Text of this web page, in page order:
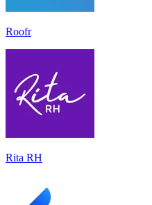
Roofr
Rita RH